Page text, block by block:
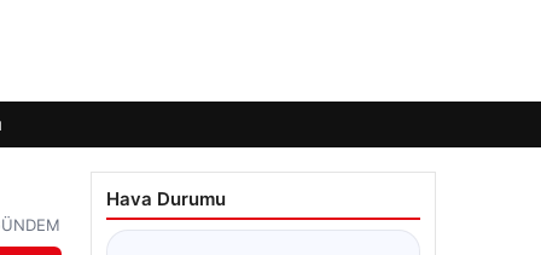
Hava Durumu